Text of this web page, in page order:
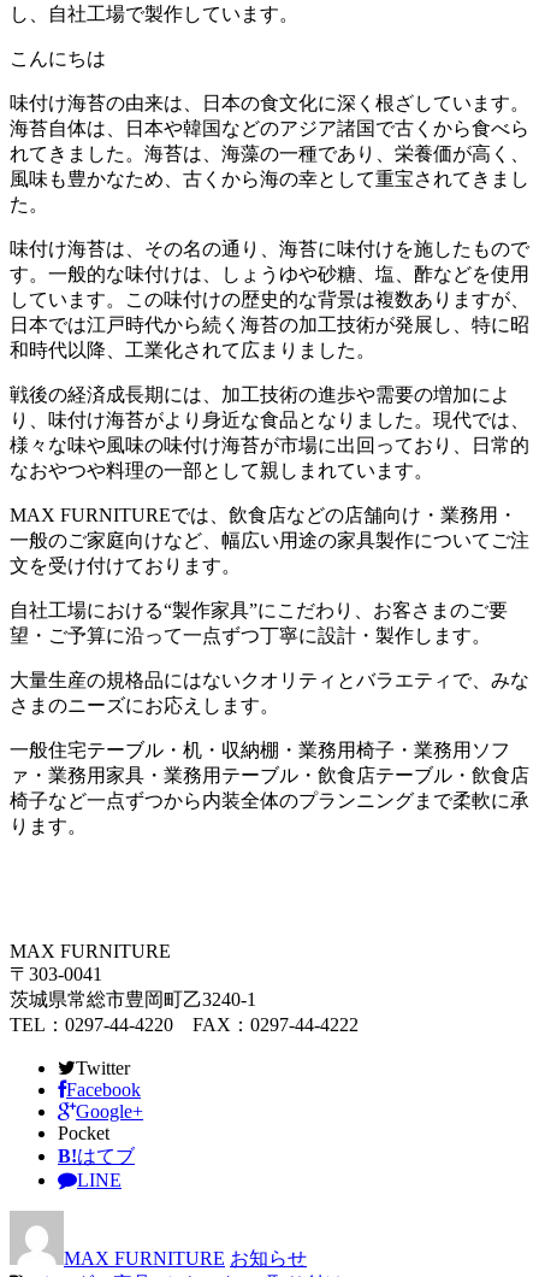
し、自社工場で製作しています。
こんにちは
味付け海苔の由来は、日本の食文化に深く根ざしています。
海苔自体は、日本や韓国などのアジア諸国で古くから食べら
れてきました。海苔は、海藻の一種であり、栄養価が高く、
風味も豊かなため、古くから海の幸として重宝されてきまし
た。
味付け海苔は、その名の通り、海苔に味付けを施したもので
す。一般的な味付けは、しょうゆや砂糖、塩、酢などを使用
しています。この味付けの歴史的な背景は複数ありますが、
日本では江戸時代から続く海苔の加工技術が発展し、特に昭
和時代以降、工業化されて広まりました。
戦後の経済成長期には、加工技術の進歩や需要の増加によ
り、味付け海苔がより身近な食品となりました。現代では、
様々な味や風味の味付け海苔が市場に出回っており、日常的
なおやつや料理の一部として親しまれています。
MAX FURNITUREでは、飲食店などの店舗向け・業務用・
一般のご家庭向けなど、幅広い用途の家具製作についてご注
文を受け付けております。
自社工場における“製作家具”にこだわり、お客さまのご要
望・ご予算に沿って一点ずつ丁寧に設計・製作します。
大量生産の規格品にはないクオリティとバラエティで、みな
さまのニーズにお応えします。
一般住宅テーブル・机・収納棚・業務用椅子・業務用ソフ
ァ・業務用家具・業務用テーブル・飲食店テーブル・飲食店
椅子など一点ずつから内装全体のプランニングまで柔軟に承
ります。
MAX FURNITURE
〒303-0041
茨城県常総市豊岡町乙3240-1
TEL：0297-44-4220 FAX：0297-44-4222
Twitter
Facebook
Google+
Pocket
B!はてブ
LINE
MAX FURNITURE お知らせ